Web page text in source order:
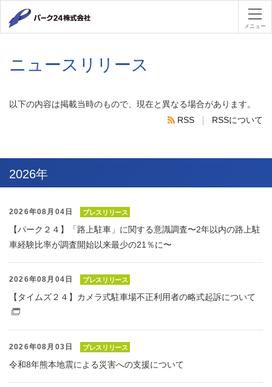
パーク２
メニュー
ニュースリリース
以下の内容は掲載当時のもので、現在と異なる場合があります。
RSS
RSS RSSについて
2026年
2026年08月04日 プレスリリース
【パーク２４】「路上駐車」に関する意識調査〜2年以内の路上駐
車経験比率が調査開始以来最少の21％に〜
2026年08月04日 プレスリリース
【タイムズ２４】カメラ式駐車場不正利用者の略式起訴について
2026年08月03日 プレスリリース
令和8年熊本地震による災害への支援について